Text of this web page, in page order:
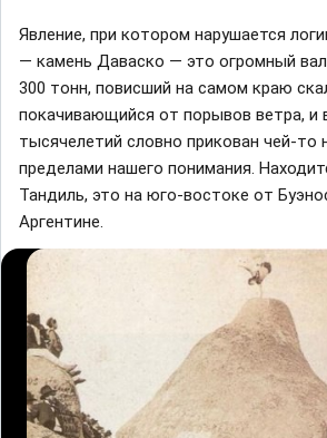
Явление, при котором нарушается
— камень Даваско — это огромный
300 тонн, повисший на самом краю
покачивающийся от порывов ветра, и
тысячелетий словно прикован чей-то
пределами нашего понимания.
Тандиль, это на юго-востоке от
Аргентине.